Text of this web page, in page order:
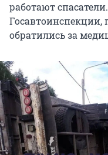
работают
Госавтоинспекции,
обратились за